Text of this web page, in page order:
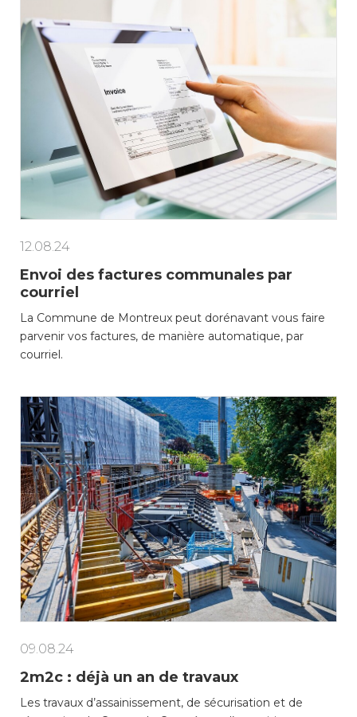
12.08.24
Envoi des factures communales par
courriel
La Commune de Montreux peut dorénavant vous faire
parvenir vos factures, de manière automatique, par
courriel.
09.08.24
2m2c : déjà un an de travaux
Les travaux d’assainissement, de sécurisation et de